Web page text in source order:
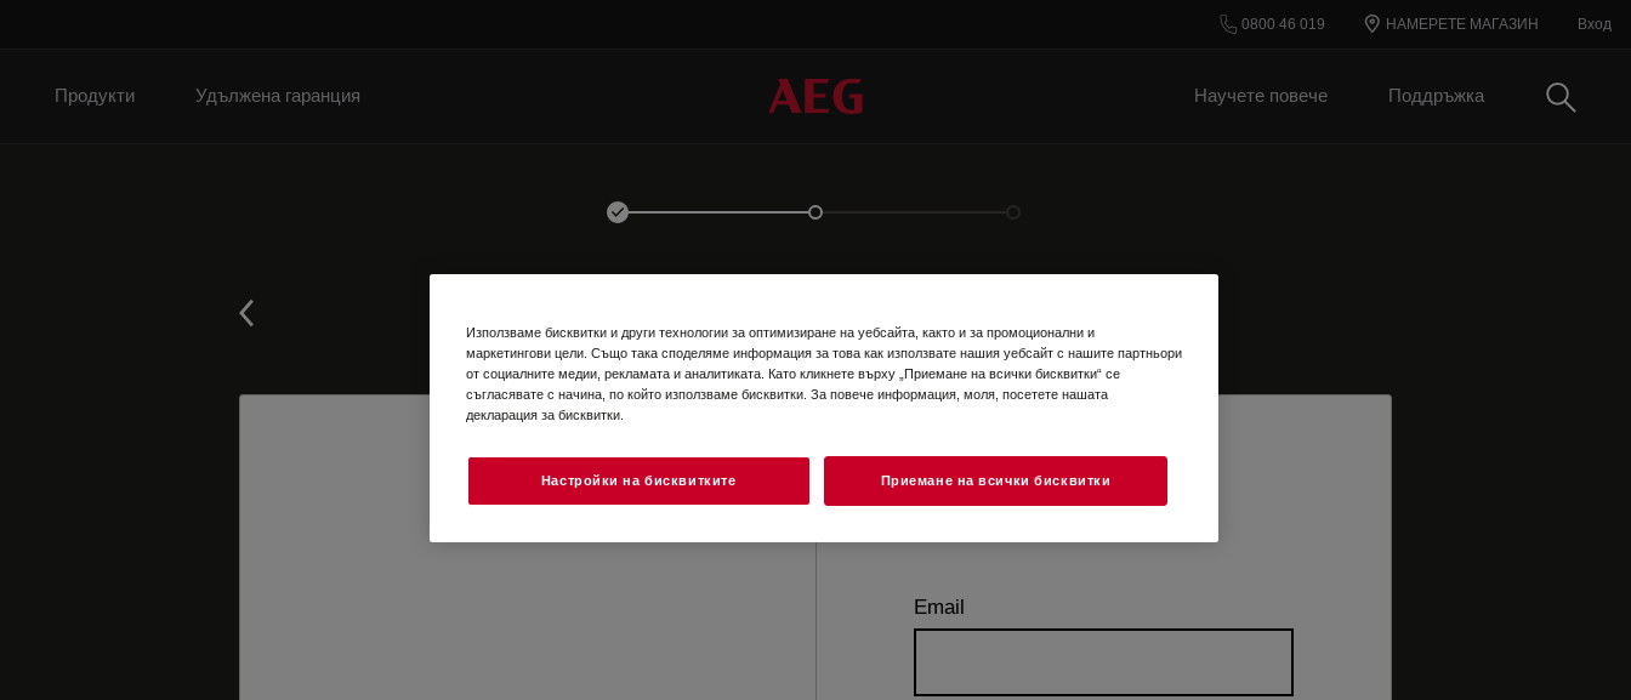
0800 46 019 НАМЕРЕТЕ МАГАЗИН Вход
Продукти Удължена гаранция Научете повече Поддръжка Търси
Email
Използваме бисквитки и други технологии за оптимизиране на уебсайта, както и за промоционални и
маркетингови цели. Също така споделяме информация за това как използвате нашия уебсайт с нашите партньори
от социалните медии, рекламата и аналитиката. Като кликнете върху „Приемане на всички бисквитки“ се
съгласявате с начина, по който използваме бисквитки. За повече информация, моля, посетете нашата
декларация за бисквитки.
Настройки на бисквитките Приемане на всички бисквитки